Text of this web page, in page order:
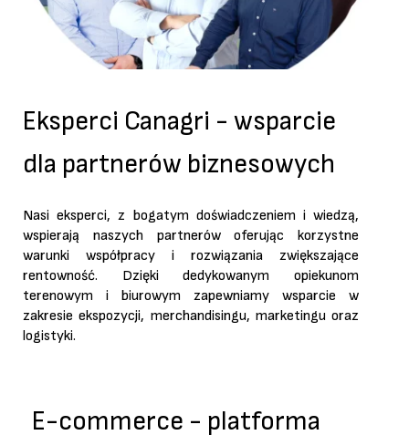
Eksperci Canagri - wsparcie
dla partnerów biznesowych
Nasi eksperci, z bogatym doświadczeniem i wiedzą,
wspierają naszych partnerów oferując korzystne
warunki współpracy i rozwiązania zwiększające
rentowność. Dzięki dedykowanym opiekunom
terenowym i biurowym zapewniamy wsparcie w
zakresie ekspozycji, merchandisingu, marketingu oraz
logistyki.
E-commerce - platforma